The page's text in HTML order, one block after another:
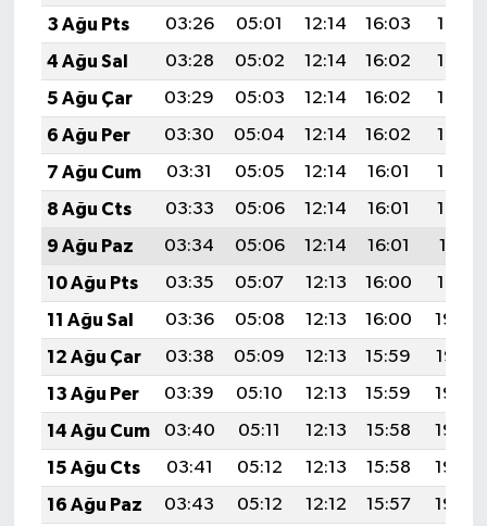
3 Ağu Pts
03:26 05:01 12:14 16:03
19:17
4 Ağu Sal
03:28 05:02 12:14 16:02
19:16
5 Ağu Çar
03:29 05:03 12:14 16:02
19:15
6 Ağu Per
03:30 05:04 12:14 16:02
19:14
7 Ağu Cum
03:31 05:05 12:14 16:01
19:13
8 Ağu Cts
03:33 05:06 12:14 16:01
19:12
9 Ağu Paz
03:34 05:06 12:14 16:01
19:11
10 Ağu Pts
03:35 05:07 12:13 16:00
19:10
11 Ağu Sal
03:36 05:08 12:13 16:00
19:08
12 Ağu Çar
03:38 05:09 12:13 15:59
19:07
13 Ağu Per
03:39 05:10 12:13 15:59
19:06
14 Ağu Cum
03:40 05:11 12:13 15:58
19:05
15 Ağu Cts
03:41 05:12 12:13 15:58
19:04
16 Ağu Paz
03:43 05:12 12:12 15:57
19:02